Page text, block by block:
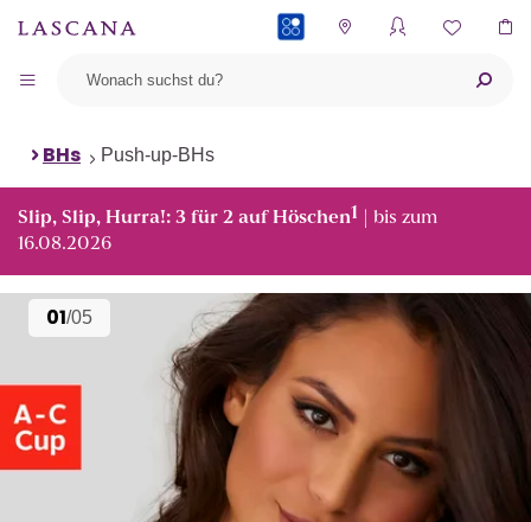
BHs Push-up-BHs
Slip, Slip, Hurra!: 3 für 2 auf Höschen1 | bis zum
16.08.2026
01/05